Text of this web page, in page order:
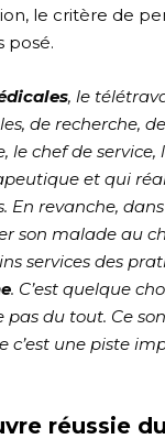
le critère de
posé.
, le
de recherche,
le chef de
et qui
En revanche,
son malade au
services des
. C’est quelque
du tout. Ce
c’est une piste
réussie